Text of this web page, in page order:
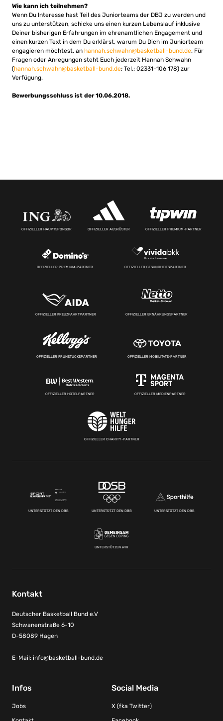
Wie kann ich teilnehmen?
Wenn Du Interesse hast Teil des Juniorteams der DBJ zu werden und
uns zu unterstützen, schicke uns einen kurzen Lebenslauf inklusive
Deiner bisherigen Erfahrungen im ehrenamtlichen Engagement und
einen kurzen Text in dem Du erklärst, warum Du Dich im Juniorteam
engagieren möchtest, an hannah.schwahn@basketball-bund.de. Für
Fragen oder Anregungen steht Euch jederzeit Hannah Schwahn
(hannah.schwahn@basketball-bund.de; Tel.: 02331-106 178) zur
Verfügung.
Bewerbungsschluss ist der 10.06.2018.
OFFIZIELLER HAUPTSPONSOR OFFIZIELLER AUSRÜSTER OFFIZIELLER PREMIUM-PARTNER
OFFIZIELLER PREMIUM-PARTNER OFFIZIELLER GESUNDHEITSPARTNER
OFFIZIELLER KREUZFAHRTPARTNER OFFIZIELLER ERNÄHRUNGSPARTNER
OFFIZIELLER FRÜHSTÜCKSPARTNER OFFIZIELLER MOBILITÄTS-PARTNER
OFFIZIELLER HOTELPARTNER OFFIZIELLER MEDIENPARTNER
OFFIZIELLER CHARITY-PARTNER
UNTERSTÜTZT DEN DBB UNTERSTÜTZT DEN DBB UNTERSTÜTZT DEN DBB
UNTERSTÜTZEN WIR
Kontakt
Deutscher Basketball Bund e.V
Schwanenstraße 6-10
D-58089 Hagen
E-Mail: info@basketball-bund.de
Infos
Jobs
Social Media
X (fka Twitter)